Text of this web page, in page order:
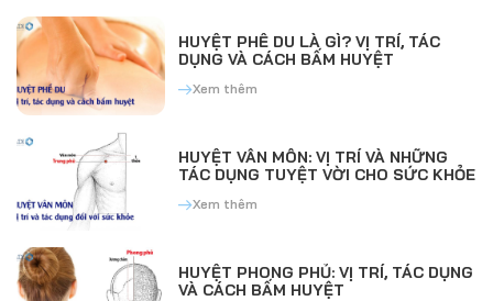
HUYỆT PHẾ DU LÀ GÌ? VỊ TRÍ, TÁC
DỤNG VÀ CÁCH BẤM HUYỆT
Xem thêm
HUYỆT VÂN MÔN: VỊ TRÍ VÀ NHỮNG
TÁC DỤNG TUYỆT VỜI CHO SỨC KHỎE
Xem thêm
HUYỆT PHONG PHỦ: VỊ TRÍ, TÁC DỤNG
VÀ CÁCH BẤM HUYỆT